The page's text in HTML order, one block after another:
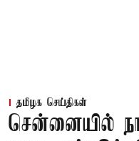
தமிழக செய்திகள்
சென்னையில்